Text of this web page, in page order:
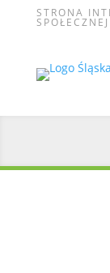
STRONA
SPOŁECZNEJ